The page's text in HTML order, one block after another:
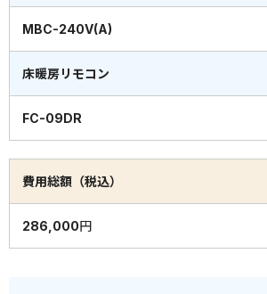
MBC-240V(A)
床暖房リモコン
FC-09DR
費用総額（税込）
286,000円